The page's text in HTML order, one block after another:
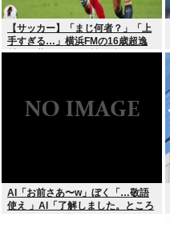
【サッカー】「まじ何者？」「上
手すぎる…」横浜FMの16歳超逸
材が開幕Jデビュー戦で魅せた”衝
AI「お前さあ〜w」ぼく「…敬語
使え 」AI「了解しました。ところ